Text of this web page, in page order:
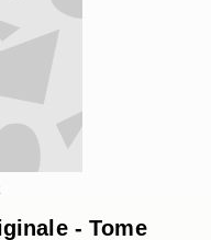
- Tome